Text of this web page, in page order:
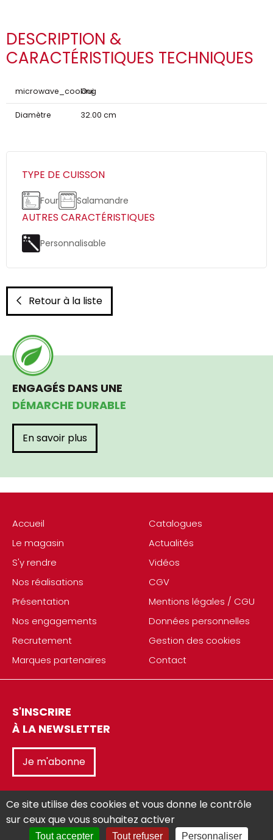
DESCRIPTION &
CARACTÉRISTIQUES TECHNIQUES
microwave_cooking
Oui
Diamètre 32.00 cm
TYPE DE CUISSON
Four Salamandre
AUTRES CARACTÉRISTIQUES
Personnalisable
Retour à la liste
Accueil
Le magasin
S'y rendre
Nos réalisations
Présentation
Nos engagements
Recrutement
Marques partenaires
Catalogues
Actualités
Vidéos
CGV
Mentions légales / CGU
Données personnelles
Gestion des cookies
Contact
S'INSCRIRE
À LA NEWSLETTER
Je m'abonne
ENGAGÉS DANS UNE
DÉMARCHE DURABLE
En savoir plus
Ce site utilise des cookies et vous donne le contrôle
sur ceux que vous souhaitez activer
Tout accepter Tout refuser Personnaliser